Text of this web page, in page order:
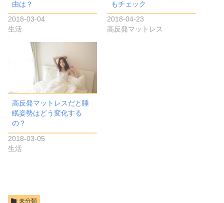
由は？
2018-03-04
生活
もチェック
2018-04-23
高反発マットレス
高反発マットレスだと睡
眠姿勢はどう変化する
の？
2018-03-05
生活
未分類